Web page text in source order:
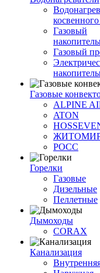
Газовый
Газовый
Газовые
ALPINE
ATON
РОСС
Горелки
Газовые
Дизельные
Пеллетные
Дымоходы
CORAX
Канализация